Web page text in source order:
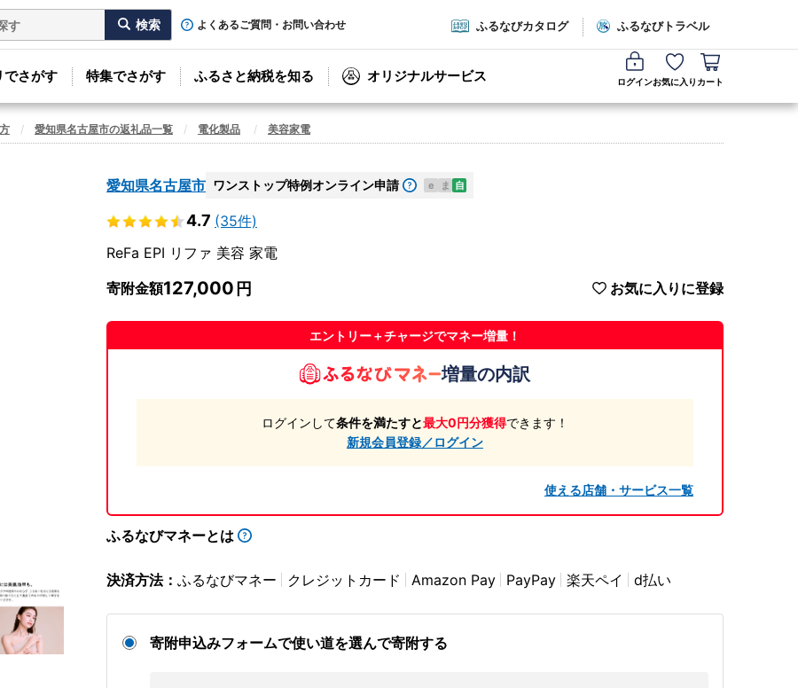
よくあるご質問・お問い合わせ ふるなびカタログ ふるなびトラベル
でさがす 特集でさがす ふるさと納税を知る オリジナルサービス ログインお気に入り カート
愛知県名古屋市の返礼品一覧 電化製品 美容家電
愛知県名古屋市 ワンストップ特例オンライン申請 e ま 自
4.7 (35件)
ReFa EPI リファ 美容 家電
寄附金額127,000 お気に入りに登録
エントリー＋チャージでマネー増量！
増量の内訳
ログインして条件を満たすと最大0円分獲得できます！
新規会員登録／ログイン
使える店舗・サービス一覧
ふるなびマネーとは
決済方法： ふるなびマネー クレジットカード Amazon Pay PayPay 楽天ペイ d払い
寄附申込みフォームで使い道を選んで寄附する